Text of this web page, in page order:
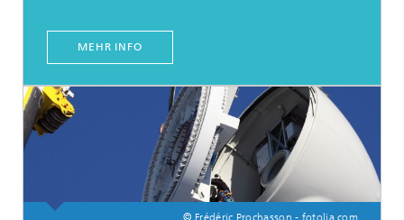
MEHR INFO
© Frédéric Prochasson - fotolia.com